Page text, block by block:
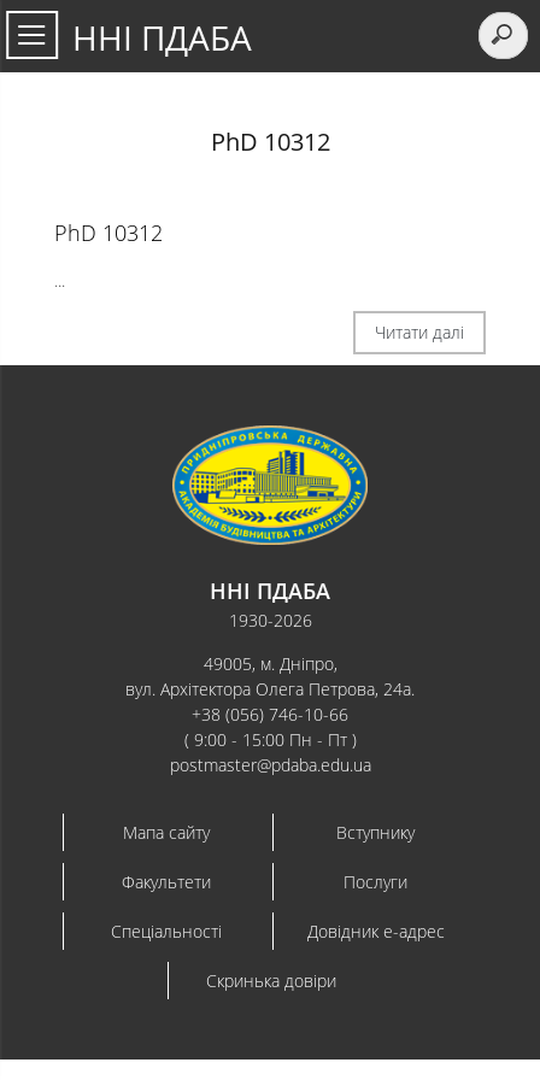
ННІ ПДАБА
PhD 10312
PhD 10312
...
Читати далі
ННІ ПДАБА
1930-2026
49005, м. Дніпро,
вул. Архітектора Олега Петрова, 24а.
+38 (056) 746-10-66
( 9:00 - 15:00 Пн - Пт )
postmaster@pdaba.edu.ua
Мапа сайту Вступнику
Факультети Послуги
Спеціальності Довідник e-адрес
Скринька довіри